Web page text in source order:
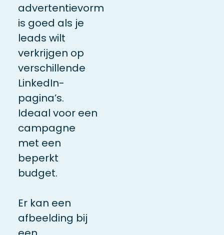
advertentievorm
is goed als je
leads wilt
verkrijgen op
verschillende
LinkedIn-
pagina’s.
Ideaal voor een
campagne
met een
beperkt
budget.
Er kan een
afbeelding bij